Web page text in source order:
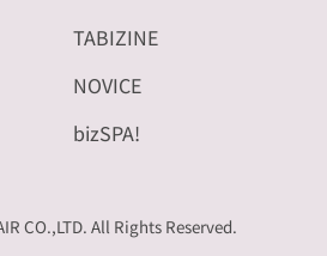
TABIZINE
NOVICE
bizSPA!
CO.,LTD. All Rights Reserved.